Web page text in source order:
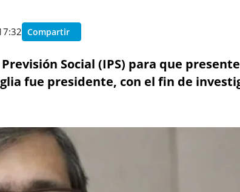
Compartir
Social (IPS) para que
fue presidente, con el fin de